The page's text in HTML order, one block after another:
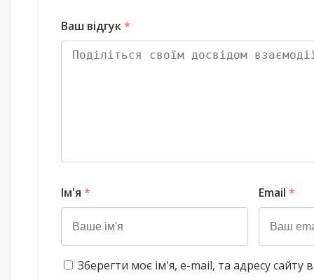
Ваш відгук*
Ім'я * Email *
Зберегти моє ім'я, e-mail, та адресу